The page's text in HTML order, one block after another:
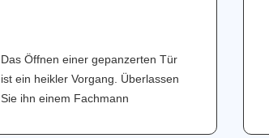
Das Öffnen einer gepanzerten Tür
ist ein heikler Vorgang. Überlassen
Sie ihn einem Fachmann